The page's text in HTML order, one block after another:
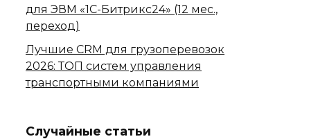
для ЭВМ «1С-Битрикс24» (12 мес.,
переход)
Лучшие CRM для грузоперевозок
2026: ТОП систем управления
транспортными компаниями
Случайные статьи